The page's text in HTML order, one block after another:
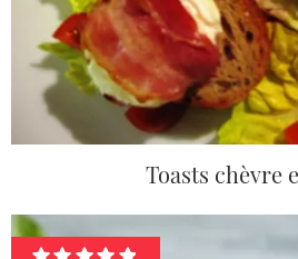
Toasts chèvre